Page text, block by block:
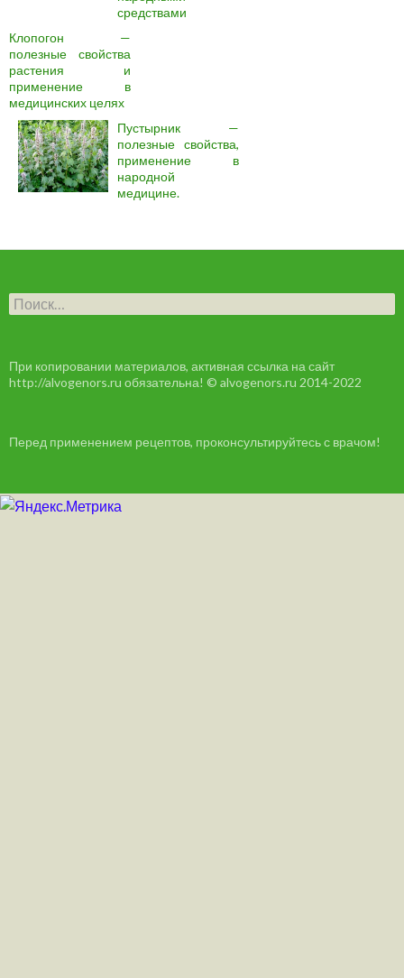
средствами
Клопогон —
полезные свойства
растения и
применение в
медицинских целях
Пустырник —
полезные свойства,
применение в
народной
медицине.
Н
а
и
:
При копировании материалов, активная ссылка на сайт
http://alvogenors.ru обязательна! © alvogenors.ru 2014-2022
Перед применением рецептов, проконсультируйтесь с врачом!